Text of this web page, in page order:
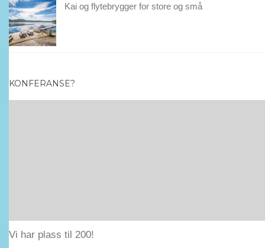
Kai og flytebrygger for store og små
KONFERANSE?
Vi har plass til 200!